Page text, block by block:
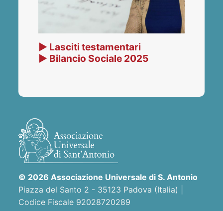
▶ Lasciti testamentari
▶ Bilancio Sociale 2025
© 2026 Associazione Universale di S. Antonio
Piazza del Santo 2 - 35123 Padova (Italia) |
Codice Fiscale 92028720289